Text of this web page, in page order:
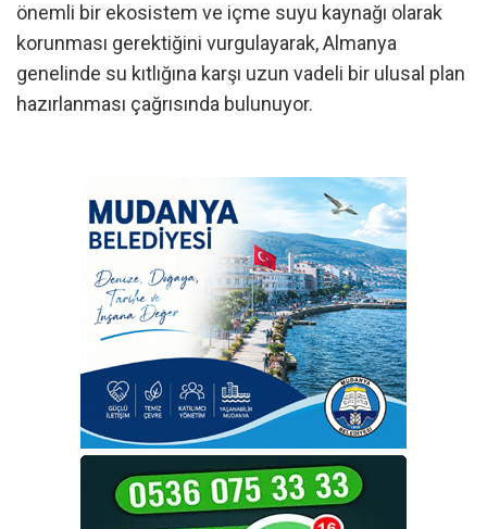
önemli bir ekosistem ve içme suyu kaynağı olarak
korunması gerektiğini vurgulayarak, Almanya
genelinde su kıtlığına karşı uzun vadeli bir ulusal plan
hazırlanması çağrısında bulunuyor.